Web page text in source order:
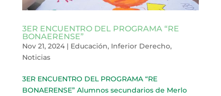
3ER ENCUENTRO DEL PROGRAMA “RE
BONAERENSE”
Nov 21, 2024| Educación, Inferior Derecho,
Noticias
3ER ENCUENTRO DEL PROGRAMA “RE
BONAERENSE” Alumnos secundarios de Merlo